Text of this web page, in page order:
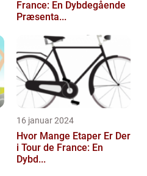
France: En Dybdegående
Præsenta...
16 januar 2024
Hvor Mange Etaper Er Der
i Tour de France: En
Dybd...